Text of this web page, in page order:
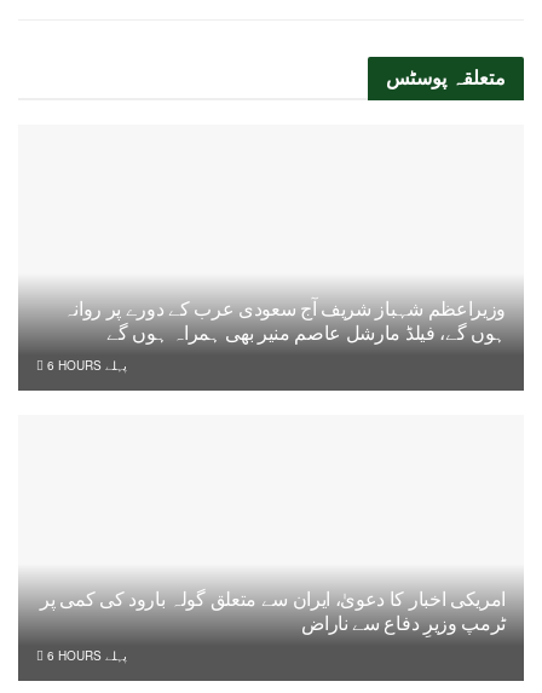
متعلقہ پوسٹس
وزیراعظم شہباز شریف آج سعودی عرب کے دورے پر روانہ
ہوں گے، فیلڈ مارشل عاصم منیر بھی ہمراہ ہوں گے
6 HOURS پہلے
امریکی اخبار کا دعویٰ، ایران سے متعلق گولہ بارود کی کمی پر
ٹرمپ وزیرِ دفاع سے ناراض
6 HOURS پہلے